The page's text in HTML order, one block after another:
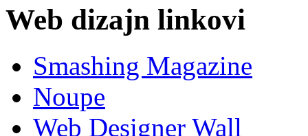
Web dizajn linkovi
Smashing Magazine
Noupe
Web Designer Wall